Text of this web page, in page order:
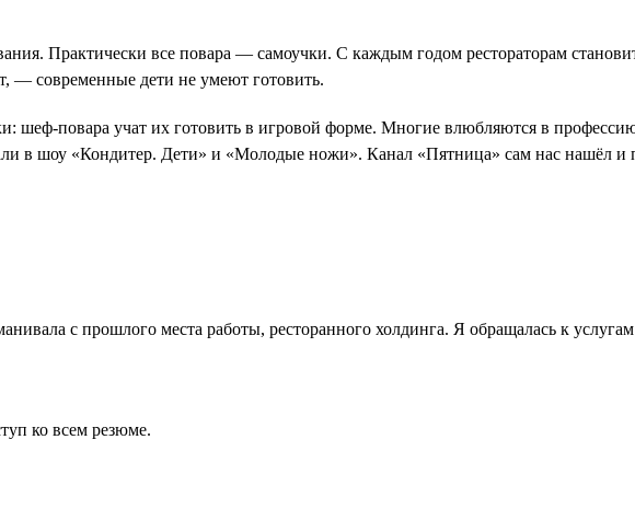
Практически все повара — самоучки. С каждым годом рестораторам
— современные дети не умеют готовить.
шеф-повара учат их готовить в игровой форме. Многие влюбляются в
в шоу «Кондитер. Дети» и «Молодые ножи». Канал «Пятница» сам нас нашёл и
с прошлого места работы, ресторанного холдинга. Я обращалась к
ко всем резюме.